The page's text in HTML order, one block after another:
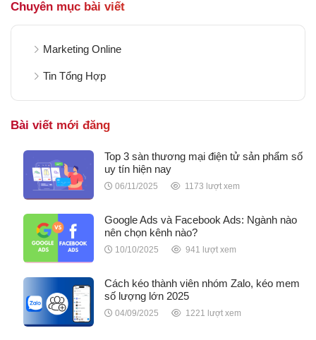
Chuyên mục bài viết
Marketing Online
Tin Tổng Hợp
Bài viết mới đăng
Top 3 sàn thương mại điện tử sản phẩm số
uy tín hiện nay
06/11/2025 1173 lượt xem
Google Ads và Facebook Ads: Ngành nào
nên chọn kênh nào?
10/10/2025 941 lượt xem
Cách kéo thành viên nhóm Zalo, kéo mem
số lượng lớn 2025
04/09/2025 1221 lượt xem